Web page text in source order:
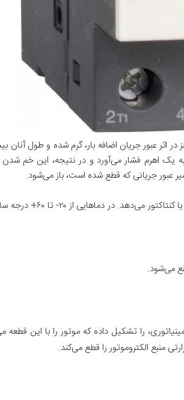
اثر عبور جریان اضافه بار، گرم شده و طول
اهرم فشار می‌آورد و در نتیجه، این خم شدن
عبور جریانی که قطع شده است، باز می‌شود.
درصورتیکه بی متال احساس
را تشکیل داده که موتور را با این قطعه
منبع الکتروموتور را قطع می‌کند.